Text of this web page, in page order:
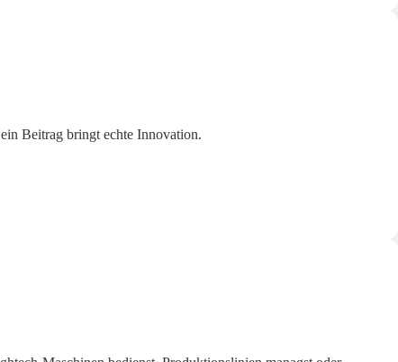
Beitrag bringt echte Innovation.